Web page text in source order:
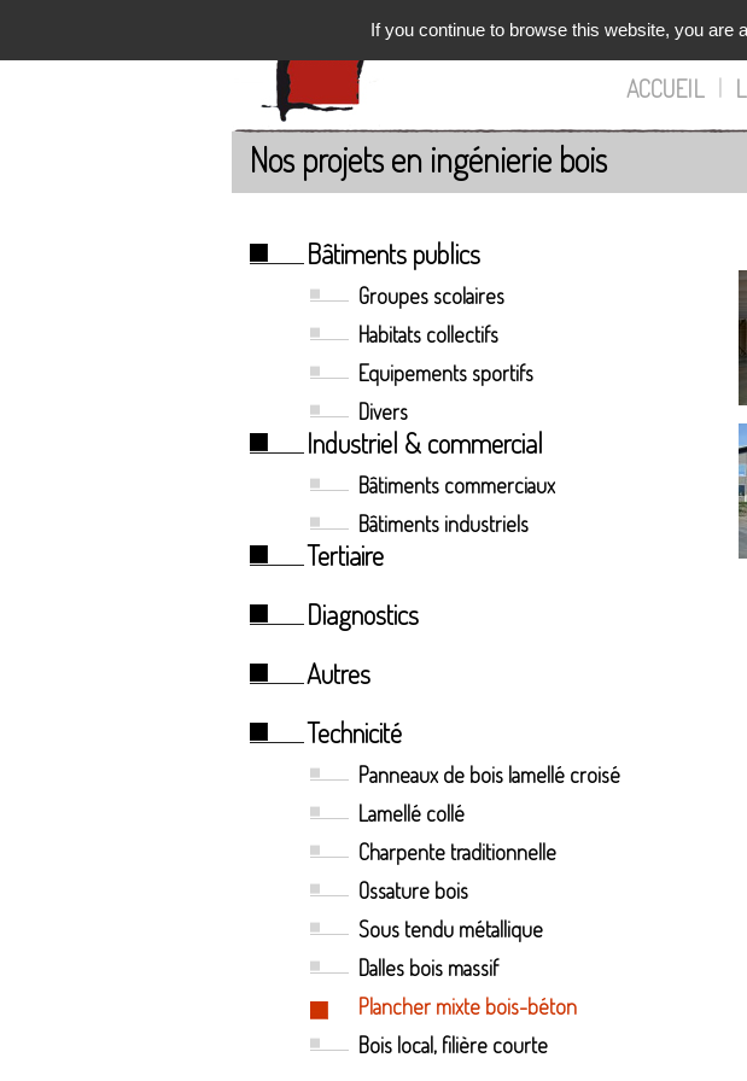
ACCUEIL |
Nos projets en ingénierie bois
Bâtiments publics
Groupes scolaires
Habitats collectifs
Equipements sportifs
Divers
Industriel & commercial
Bâtiments commerciaux
Bâtiments industriels
Tertiaire
Diagnostics
Autres
Technicité
Panneaux de bois lamellé croisé
Lamellé collé
Charpente traditionnelle
Ossature bois
Sous tendu métallique
Dalles bois massif
Plancher mixte bois-béton
Bois local, filière courte
If you continue to browse this website, you are